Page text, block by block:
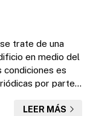
trate de una
en medio del
condiciones es
por parte
básicas
LEER MÁS